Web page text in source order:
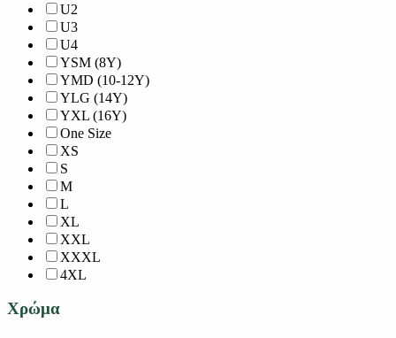
U2
U3
U4
YSM (8Y)
YMD (10-12Y)
YLG (14Y)
YXL (16Y)
One Size
XS
S
M
L
XL
XXL
XXXL
4XL
Χρώμα